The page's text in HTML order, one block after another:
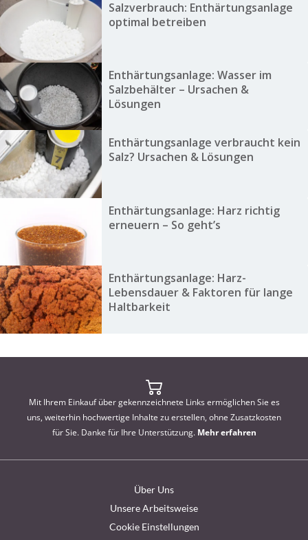
Salzverbrauch: Enthärtungsanlage
optimal betreiben
Enthärtungsanlage: Wasser im
Salzbehälter – Ursachen &
Lösungen
Enthärtungsanlage verbraucht kein
Salz? Ursachen & Lösungen
Enthärtungsanlage: Harz richtig
erneuern – So geht’s
Enthärtungsanlage: Harz-
Lebensdauer & Faktoren für lange
Haltbarkeit
Mit Ihrem Einkauf über gekennzeichnete Links ermöglichen Sie es
uns, weiterhin hochwertige Inhalte zu erstellen, ohne Zusatzkosten
für Sie. Danke für Ihre Unterstützung. Mehr erfahren
Über Uns
Unsere Arbeitsweise
Cookie Einstellungen